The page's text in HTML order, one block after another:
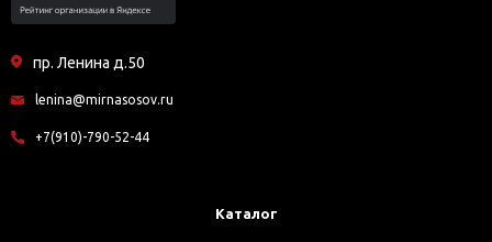
пр. Ленина д.50
lenina@mirnasosov.ru
+7(910)-790-52-44
Каталог